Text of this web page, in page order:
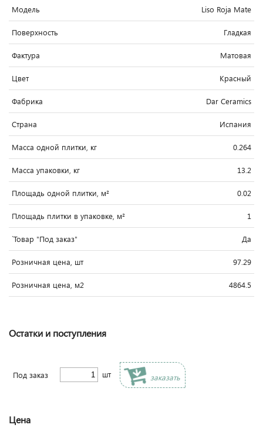
Модель Liso Roja Mate
Поверхность Гладкая
Фактура Матовая
Цвет Красный
Фабрика Dar Ceramics
Страна Испания
Масса одной плитки, кг 0.264
Масса упаковки, кг 13.2
Площадь одной плитки, м² 0.02
Площадь плитки в упаковке, м² 1
`Товар "Под заказ" Да
Розничная цена, шт 97.29
Розничная цена, м2 4864.5
Остатки и поступления
Под заказ шт заказать
Цена